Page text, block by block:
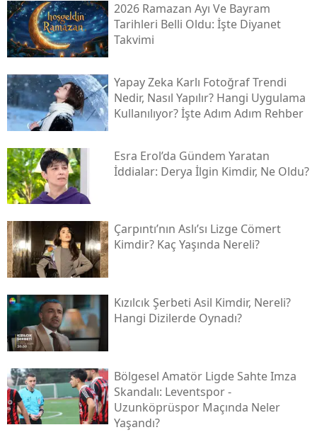
2026 Ramazan Ayı Ve Bayram
Tarihleri Belli Oldu: İşte Diyanet
Takvimi
Yapay Zeka Karlı Fotoğraf Trendi
Nedir, Nasıl Yapılır? Hangi Uygulama
Kullanılıyor? İşte Adım Adım Rehber
Esra Erol’da Gündem Yaratan
İddialar: Derya İlgin Kimdir, Ne Oldu?
Çarpıntı’nın Aslı’sı Lizge Cömert
Kimdir? Kaç Yaşında Nereli?
Kızılcık Şerbeti Asil Kimdir, Nereli?
Hangi Dizilerde Oynadı?
Bölgesel Amatör Ligde Sahte Imza
Skandalı: Leventspor -
Uzunköprüspor Maçında Neler
Yaşandı?